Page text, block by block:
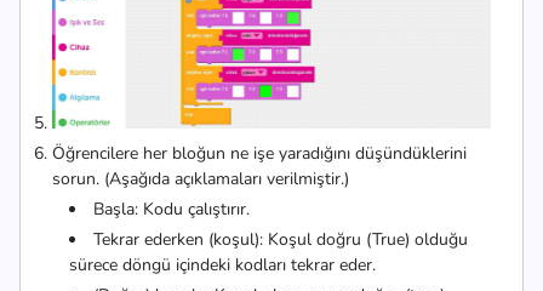
Öğrencilere her bloğun ne işe yaradığını düşündüklerini
sorun. (Aşağıda açıklamaları verilmiştir.)
Başla: Kodu çalıştırır.
Tekrar ederken (koşul): Koşul doğru (True) olduğu
sürece döngü içindeki kodları tekrar eder.